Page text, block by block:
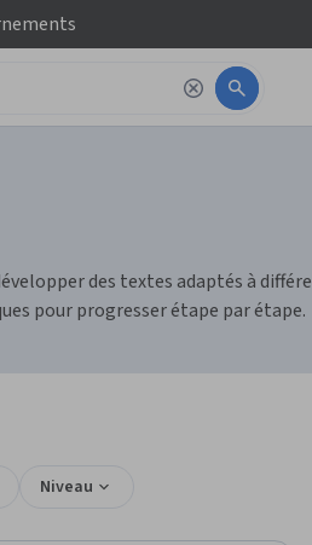
des textes adaptés à
pour progresser étape par étape.
Niveau